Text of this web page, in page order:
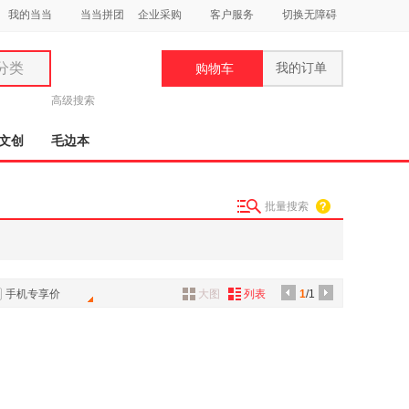
我的当当 当当拼团 企业采购 客户服务 切换无障碍
类
高级搜索
购物车 我的订单
创 毛边本
批量搜索
手机专享价 1/1
大图 列表